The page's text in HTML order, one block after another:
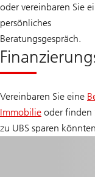
oder vereinbaren Sie
persönliches
Beratungsgespräch.
Vereinbaren Sie eine
Immobilie oder finden
zu UBS sparen